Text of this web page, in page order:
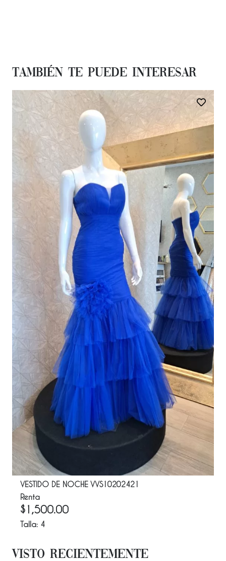
También te Puede Interesar
VESTIDO DE NOCHE VVS10202421
Renta
$ 1,500.00
Talla: 4
Visto Recientemente